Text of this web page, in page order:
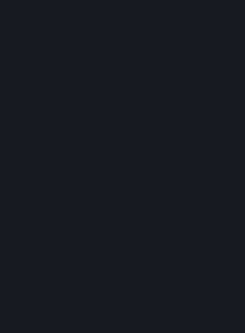
Você concorda em não
do Conteúdo e dos
outra forma pela Valve.
Trapaça, mods, hacks,
de terceiros, para
de Assinaturas, o
ou a interação/controle
usuário do Conteúdo e
Você não poderá usar
macros ou sistemas não
(“Automação”) para
do Steam de qualquer